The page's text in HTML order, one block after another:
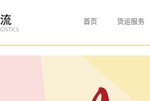
首页 货运服务